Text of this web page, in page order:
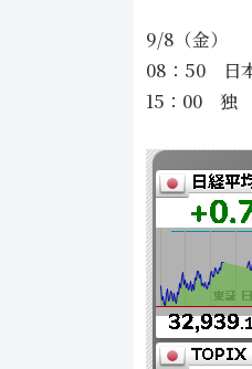
9/8（金）
08：50 日
15：00 独